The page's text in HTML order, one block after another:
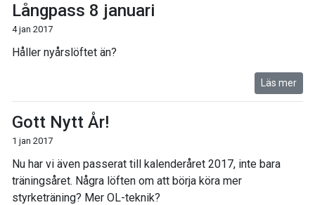
Långpass 8 januari
4 jan 2017
Håller nyårslöftet än?
Läs mer
Gott Nytt År!
1 jan 2017
Nu har vi även passerat till kalenderåret 2017, inte bara
träningsåret. Några löften om att börja köra mer
styrketräning? Mer OL-teknik?